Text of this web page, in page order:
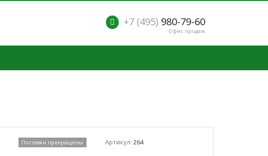
+7 (495) 980-79-60
Офис продаж
Поставки прекращены Артикул: 264